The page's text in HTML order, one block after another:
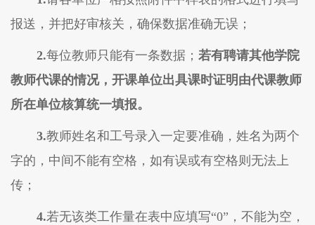
报送，并把好审核关 ，确保数据准确无误 ；
2.每位教师只能有一条数据 ； 若有聘请其他学院
教师代课的情况，开课单位出具课时证明由代课教师
所在单位核算统一填报。
3.教师姓名和工号录入一定要准确，姓名为两个
字的，中间不能有空格，如有误或有空格则无法上
传；
4.若无该类工作量在表中应填写“0”，不能为空，